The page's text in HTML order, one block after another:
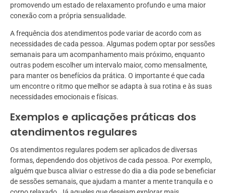
promovendo um estado de relaxamento profundo e uma maior
conexão com a própria sensualidade.
A frequência dos atendimentos pode variar de acordo com as
necessidades de cada pessoa. Algumas podem optar por sessões
semanais para um acompanhamento mais próximo, enquanto
outras podem escolher um intervalo maior, como mensalmente,
para manter os benefícios da prática. O importante é que cada
um encontre o ritmo que melhor se adapta à sua rotina e às suas
necessidades emocionais e físicas.
Exemplos e aplicações práticas dos
atendimentos regulares
Os atendimentos regulares podem ser aplicados de diversas
formas, dependendo dos objetivos de cada pessoa. Por exemplo,
alguém que busca aliviar o estresse do dia a dia pode se beneficiar
de sessões semanais, que ajudam a manter a mente tranquila e o